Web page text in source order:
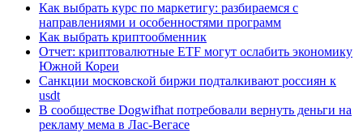
Как выбрать курс по маркетигу: разбираемся с
направлениями и особенностями программ
Как выбрать криптообменник
Отчет: криптовалютные ETF могут ослабить экономику
Южной Кореи
Санкции московской биржи подталкивают россиян к
usdt
В сообществе Dogwifhat потребовали вернуть деньги на
рекламу мема в Лас-Вегасе